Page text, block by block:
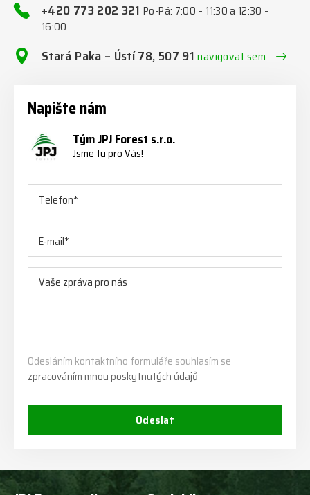
+420 773 202 321Po-Pá: 7:00 – 11:30 a 12:30 –
16:00
Stará Paka – Ústí 78, 507 91navigovat sem
Napište nám
Tým JPJ Forest s.r.o.
Jsme tu pro Vás!
Odesláním kontaktního formuláře souhlasím se
zpracováním mnou poskytnutých údajů
Odeslat